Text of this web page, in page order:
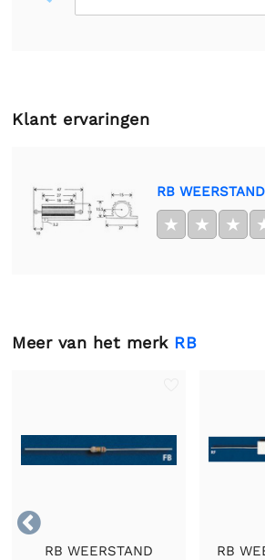
Klant ervaringen
RB
★ ★ ★
Meer van het merk RB

RB WEERSTAND
RB